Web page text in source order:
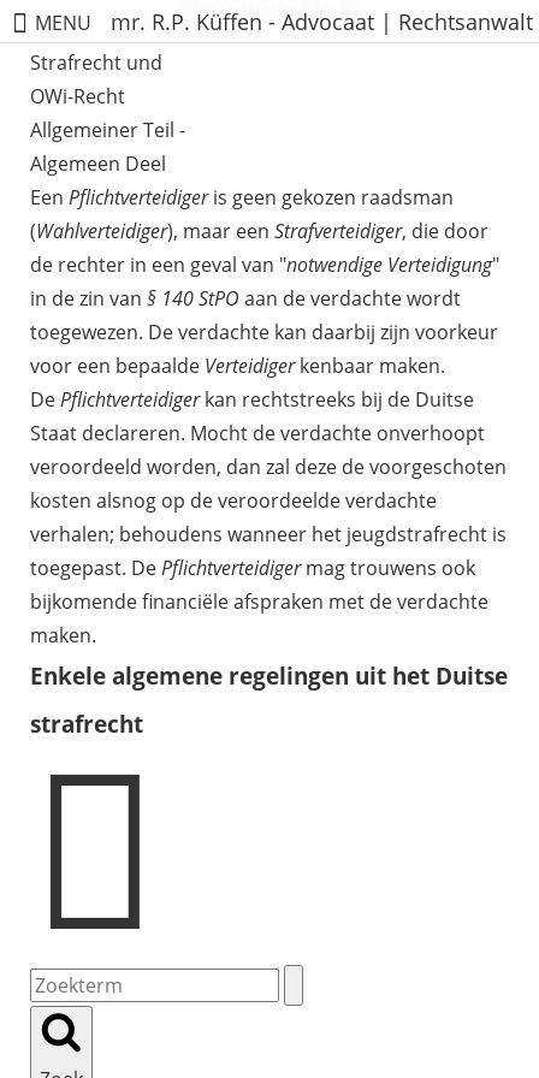
MENU mr. R.P. Küffen - Advocaat | Rechtsanwalt
Strafrecht und
OWi-Recht
Allgemeiner Teil -
Algemeen Deel
Een Pflichtverteidigeris geen gekozen raadsman
(Wahlverteidiger), maar een Strafverteidiger, die door
de rechter in een geval van "notwendige Verteidigung"
in de zin van § 140 StPO aan de verdachte wordt
toegewezen. De verdachte kan daarbij zijn voorkeur
voor een bepaalde Verteidigerkenbaar maken.
DePflichtverteidigerkan rechtstreeks bij de Duitse
Staat declareren. Mocht de verdachte onverhoopt
veroordeeld worden, dan zal deze de voorgeschoten
kosten alsnog op de veroordeelde verdachte
verhalen; behoudens wanneer het jeugdstrafrecht is
toegepast. DePflichtverteidigermag trouwens ook
bijkomende financiële afspraken met de verdachte
maken.
Enkele algemene regelingen uit het Duitse
strafrecht